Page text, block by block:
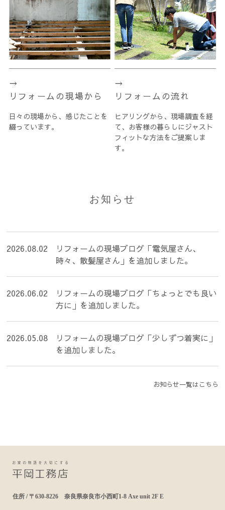
リフォームの現場から
日々の現場から、感じたことを
綴っています。
リフォームの流れ
ヒアリングから、現場調査を経
て、お客様の暮らしにジャスト
フィットな方法をご提案しま
す。
お知らせ
2026.08.02
リフォームの現場ブログ「電気屋さん、
時々、散髪屋さん」を追加しました。
2026.06.02
リフォームの現場ブログ「ちょっとでも良い
方に」を追加しました。
2026.05.08
リフォームの現場ブログ「少しずつ着実に」
を追加しました。
お知らせ一覧はこちら
住所 / 〒630-8226 奈良県奈良市小西町1-8 Axe unit 2F E